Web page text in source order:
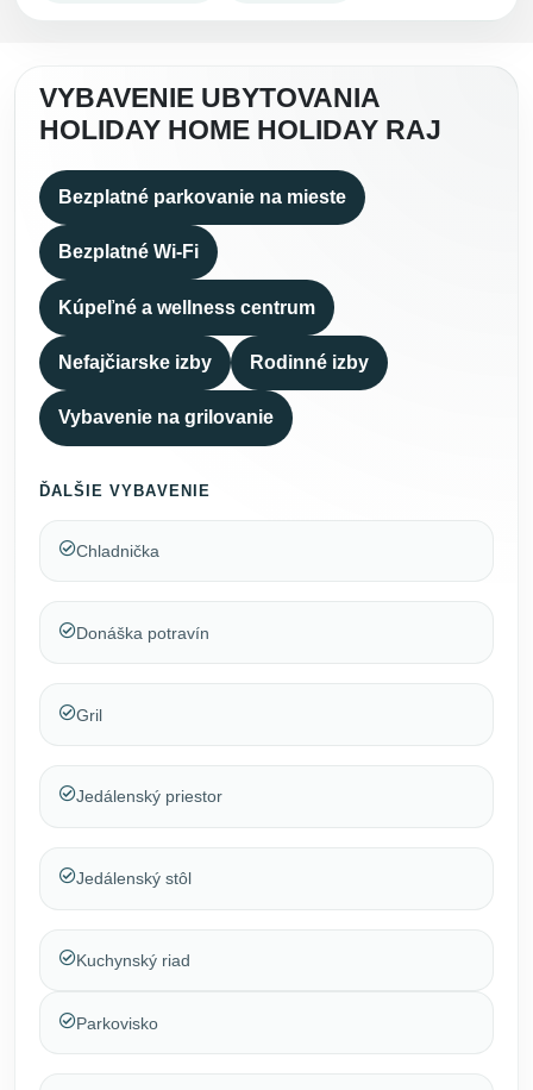
VYBAVENIE UBYTOVANIA
HOLIDAY HOME HOLIDAY RAJ
Bezplatné parkovanie na mieste
Bezplatné Wi-Fi
Kúpeľné a wellness centrum
Nefajčiarske izby Rodinné izby
Vybavenie na grilovanie
ĎALŠIE VYBAVENIE
Chladnička
Donáška potravín
Gril
Jedálenský priestor
Jedálenský stôl
Kuchynský riad
Parkovisko